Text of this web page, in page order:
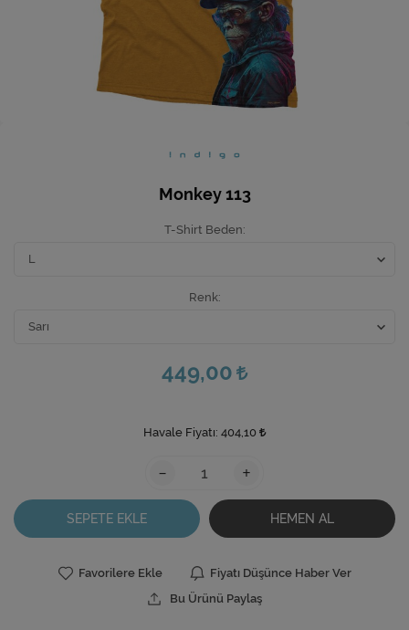
Ev Hediyeleri
Yeni İş Hediyeleri
Monkey 113
T-Shirt Beden
Renk
449,00
Havale Fiyatı: 404,10
- +
SEPETE EKLE HEMEN AL
Favorilere Ekle
Fiyatı Düşünce Haber Ver
Bu Ürünü Paylaş